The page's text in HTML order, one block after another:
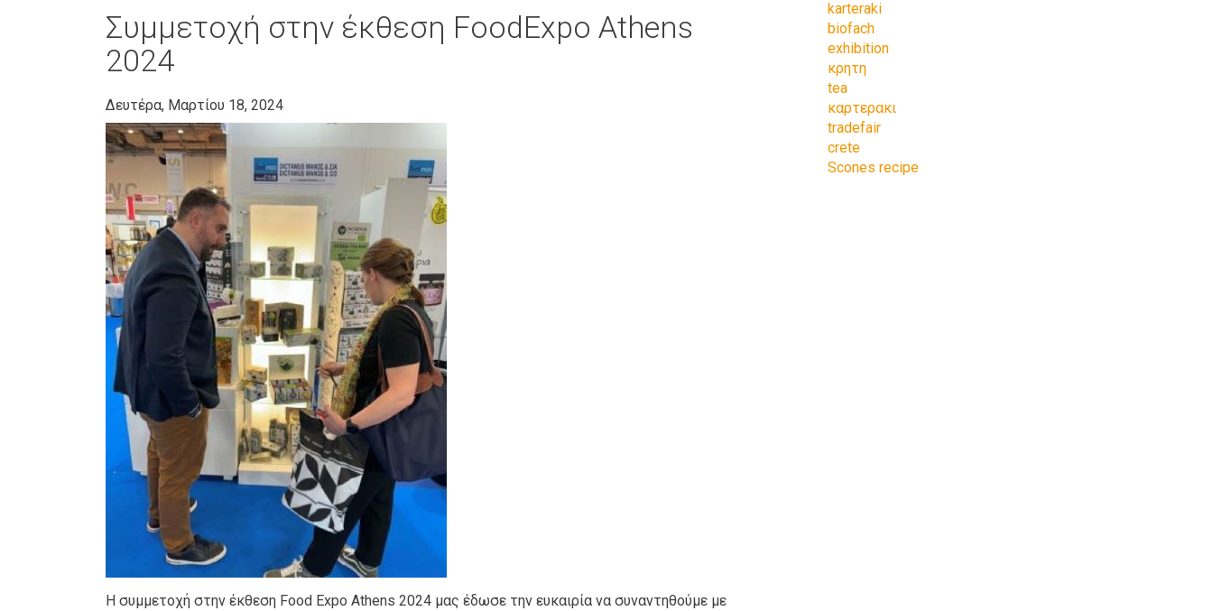
Συμμετοχή στην έκθεση FoodExpo Athens
2024
Δευτέρα, Μαρτίου 18, 2024
Η συμμετοχή στην έκθεση Food Expo Athens 2024 μας έδωσε την ευκαιρία να συναντηθούμε με
karteraki
biofach
exhibition
κρητη
tea
καρτερακι
tradefair
crete
Scones recipe